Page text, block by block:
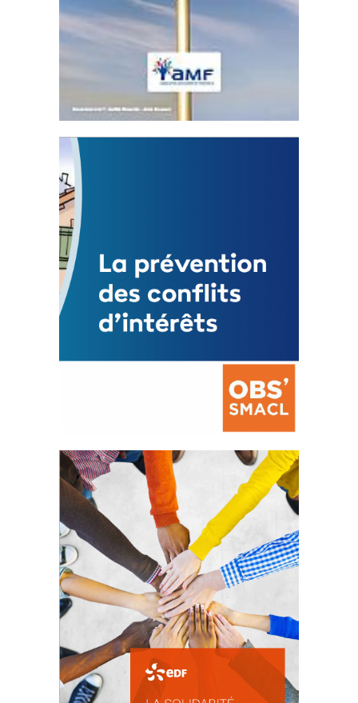
Statut de l’élu local
3 avril 2024
Mise à jour avril 2024
FEUILLETER
La prévention des conflits
d’intérêts
18 septembre 2023
FEUILLETER